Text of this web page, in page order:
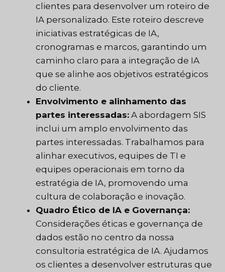
clientes para desenvolver um roteiro de
IA personalizado. Este roteiro descreve
iniciativas estratégicas de IA,
cronogramas e marcos, garantindo um
caminho claro para a integração de IA
que se alinhe aos objetivos estratégicos
do cliente.
Envolvimento e alinhamento das
partes interessadas: A abordagem SIS
inclui um amplo envolvimento das
partes interessadas. Trabalhamos para
alinhar executivos, equipes de TI e
equipes operacionais em torno da
estratégia de IA, promovendo uma
cultura de colaboração e inovação.
Quadro Ético de IA e Governança:
Considerações éticas e governança de
dados estão no centro da nossa
consultoria estratégica de IA. Ajudamos
os clientes a desenvolver estruturas que